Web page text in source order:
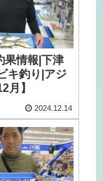
果情報|下津
キ釣り|アジ
月】
2024.12.14